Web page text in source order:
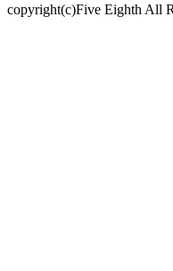
copyright(c)Five Eighth All